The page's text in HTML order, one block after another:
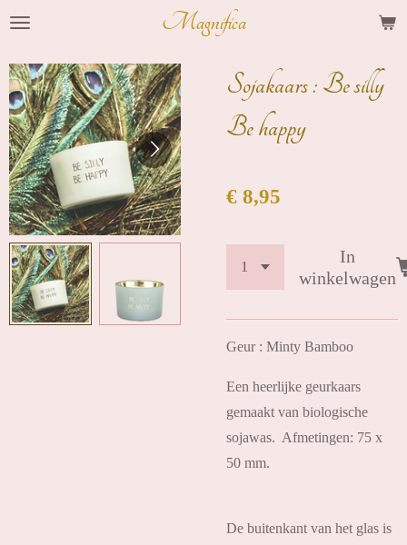
Ga
naar
de
hoofdinhoud
Magnifica
Sojakaars : Be silly
Be happy
€ 8,95
In
winkelwagen
Geur : Minty Bamboo
Een heerlijke geurkaars
gemaakt van biologische
sojawas. Afmetingen: 75 x
50 mm.
De buitenkant van het glas is